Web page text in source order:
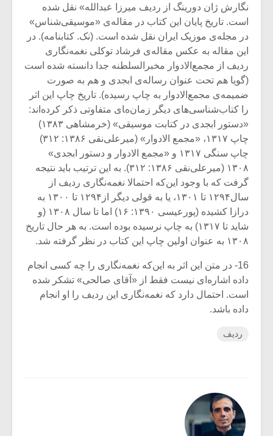
نگارش ژان دورینگ از ردیف میرزا عبدالله» نقل شده
است. تاریخ پایان این کتاب در مقاله‌ی «موسیقی‌شناس»
در مجله‌ی موزیک ایران نقل شده است. (نک. کتابنامه). در
این مقاله به عکس مقاله‌ی فرشاد توکلی نغمه‌نگاری
ردیف از مجمع‌الادوار مخبرالسلطنه جدا دانسته شده است
(گویا هم تحت عنوان رساله‌ی ابجدی و هم به صورت
ضمیمه‌ی مجمع‌الادوار به چاپ رسیده). تاریخ چاپ این اثر
را کتاب‌شناسی‌های دیگر زمان‌های متفاوتی ذکر کرده‌اند:
«دستور ابجدی در کتابت موسیقی» (خرمشاهی ۱۳۸۳)
چاپ ۱۳۱۷، «مجمع الادوار» (میرعلی‌نقی ۱۳۸۶: ۳۱۲)
چاپ سنگی ۱۳۱۷ و «مجمع الادوار و دستور ابجدی»
۱۳۰۸ (میرعلی‌نقی ۱۳۸۶: ۳۱۲). به این ترتیب باید نتیجه
گرفت که با وجود این‌که احتمالا نغمه‌نگاری ردیف از
سال۱۲۹۴ تا ۱۳۰۱، یا به قولی دیگر از۱۲۹۴ تا ۱۳۰۰ به
درازا کشیده (پورعیسی ۱۳۹۰: ۱۶) اما تا سال ۱۳۰۸ (و
شاید تا ۱۳۱۷) به چاپ نرسیده بوده است. به هر حال تاریخ
۱۳۰۸ به عنوان اولین چاپ این کتاب در نظر گرفته شد.
16- در متن این اثر به این‌که نغمه‌نگاری را چه کسی انجام
داده اشاره‌ای نیست فقط از «آقای صالحی» تشکر شده
است. احتمال دارد که نغمه‌نگاری این ردیف را او انجام
داده باشد.
ردیف